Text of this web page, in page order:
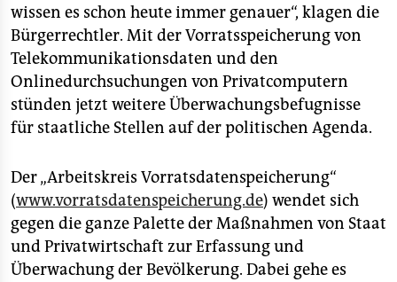
wissen es schon heute immer genauer“, klagen die
Bürgerrechtler. Mit der Vorratsspeicherung von
Telekommunikationsdaten und den
Onlinedurchsuchungen von Privatcomputern
stünden jetzt weitere Überwachungsbefugnisse
für staatliche Stellen auf der politischen Agenda.
Der „Arbeitskreis Vorratsdatenspeicherung“
(www.vorratsdatenspeicherung.de) wendet sich
gegen die ganze Palette der Maßnahmen von Staat
und Privatwirtschaft zur Erfassung und
Überwachung der Bevölkerung. Dabei gehe es